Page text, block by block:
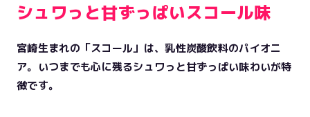
シュワっと甘ずっぱいスコール味
宮崎生まれの「スコール」は、乳性炭酸飲料のパイオニ
ア。いつまでも心に残るシュワっと甘ずっぱい味わいが特
徴です。